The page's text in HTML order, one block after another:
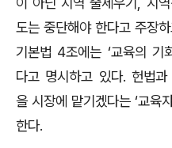
도는 중단해야 한다고 주장
기본법 4조에는 ‘교육의 기
다고 명시하고 있다. 헌법
을 시장에 맡기겠다는 ‘교육
한다.